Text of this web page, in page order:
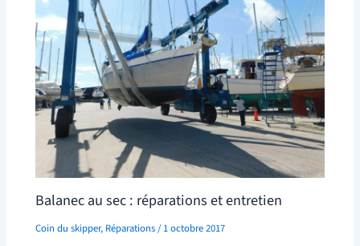
Balanec au sec : réparations et entretien
Coin du skipper, Réparations/1 octobre 2017